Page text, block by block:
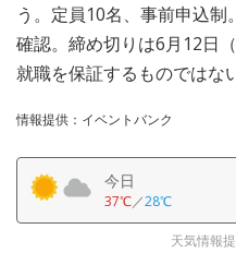
う。定員10名、事前申込
確認。締め切りは6月12日
就職を保証するものではない
情報提供：イベントバンク
今日
37℃／28℃
天気情報